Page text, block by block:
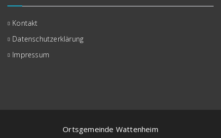
Kontakt
Datenschutzerklärung
Impressum
Ortsgemeinde Wattenheim